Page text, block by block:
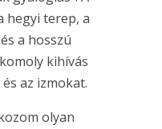
hegyi terep, a
a hosszú
kihívás
az izmokat.
olyan